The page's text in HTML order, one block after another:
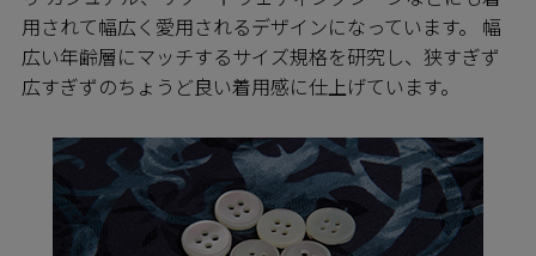
用されて幅広く愛用されるデザインになっています。 幅
広い年齢層にマッチするサイズ規格を研究し、狭すぎず
広すぎずのちょうど良い着用感に仕上げています。